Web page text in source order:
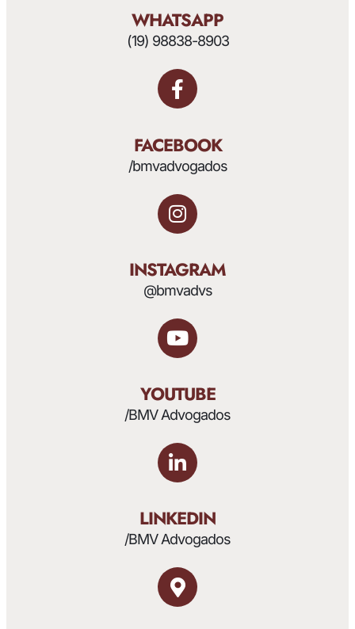
WHATSAPP
(19) 98838-8903
FACEBOOK
/bmvadvogados
INSTAGRAM
@bmvadvs
YOUTUBE
/BMV Advogados
LINKEDIN
/BMV Advogados